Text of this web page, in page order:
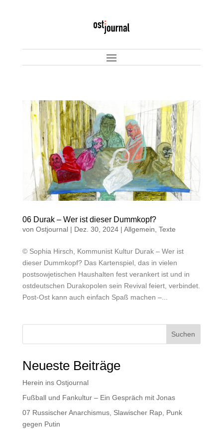
06 Durak – Wer ist dieser Dummkopf?
von Ostjournal| Dez. 30, 2024| Allgemein, Texte
© Sophia Hirsch, Kommunist Kultur Durak – Wer ist
dieser Dummkopf? Das Kartenspiel, das in vielen
postsowjetischen Haushalten fest verankert ist und in
ostdeutschen Durakopolen sein Revival feiert, verbindet.
Post-Ost kann auch einfach Spaß machen –...
Suchen
Neueste Beiträge
Herein ins Ostjournal
Fußball und Fankultur – Ein Gespräch mit Jonas
07 Russischer Anarchismus, Slawischer Rap, Punk
gegen Putin